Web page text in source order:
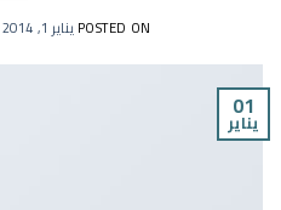
POSTED ON يناير 1, 2014
01
يناير